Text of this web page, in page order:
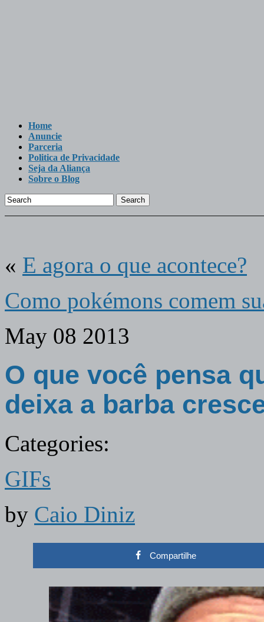
Home
Anuncie
Parceria
Politica de Privacidade
Seja da Aliança
Sobre o Blog
Search
« E agora o que acontece?
Como pokémons comem
May 08 2013
O que você pensa
deixa a barba
Categories:
GIFs
by Caio Diniz
Compartilhe